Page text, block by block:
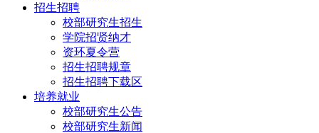
招生招聘
校部研究生招生
学院招贤纳才
资环夏令营
招生招聘规章
招生招聘下载区
培养就业
校部研究生公告
校部研究生新闻